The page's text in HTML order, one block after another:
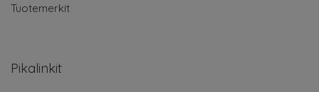
Tuotemerkit
Pikalinkit